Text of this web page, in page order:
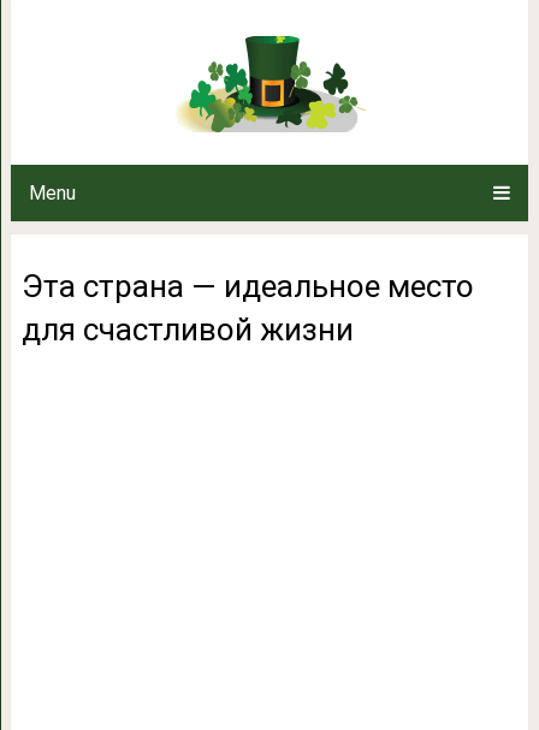
Menu
Эта страна — идеальное
Эта страна — идеальное место
для счастливой жизни